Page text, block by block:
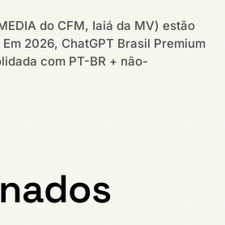
do CFM, Iaiá da MV) estão
2026, ChatGPT Brasil Premium
com PT-BR + não-